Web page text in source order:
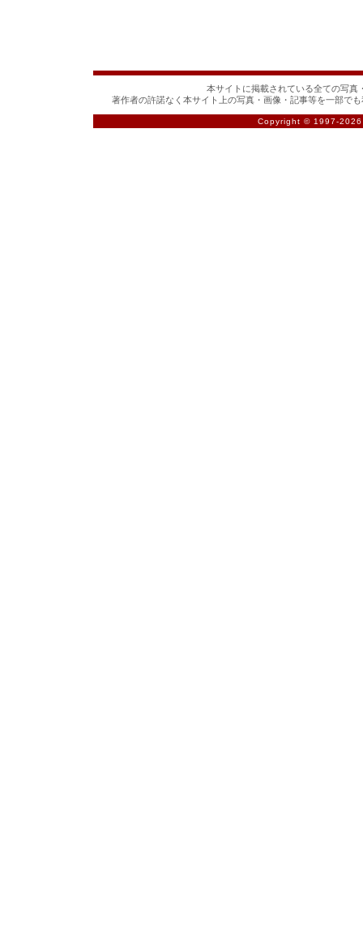
本サイトに掲載されている全ての写真
著作者の許諾なく本サイト上の写真・画像・記事等を一部で
Copyright © 1997-